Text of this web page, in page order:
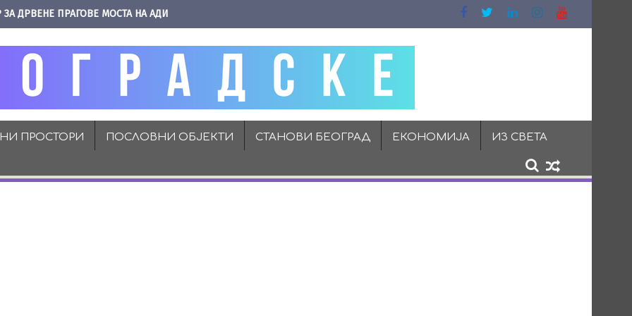
ЗА ДРВЕНЕ ПРАГОВЕ МОСТА НА АДИ
ПРОСТОРИ ПОСЛОВНИ ОБЈЕКТИ СТАНОВИ БЕОГРАД ЕКОНОМИЈА ИЗ СВЕТА